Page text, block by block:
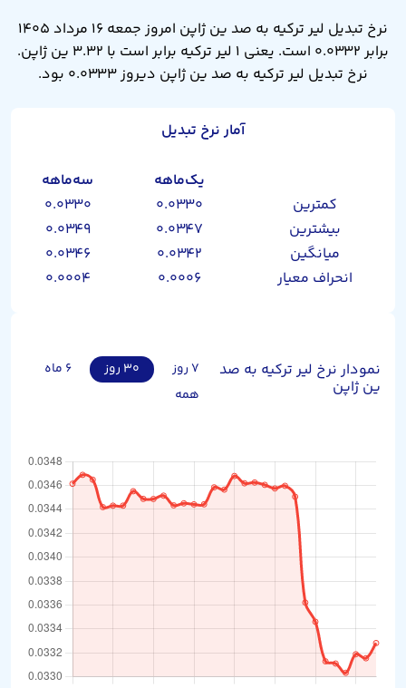
نرخ تبدیل لیر ترکیه به صد ین ژاپن امروز جمعه ۱۶ مرداد ۱۴۰۵
برابر ۰.۰۳۳۲ است. یعنی ۱ لیر ترکیه برابر است با ۳.۳۲ ین ژاپن.
نرخ تبدیل لیر ترکیه به صد ین ژاپن دیروز ۰.۰۳۳۳ بود.
آمار نرخ تبدیل
یک‌ماهه
سه‌ماهه
کمترین
۰.۰۳۳۰
۰.۰۳۳۰
بیشترین
۰.۰۳۴۷
۰.۰۳۴۹
میانگین
۰.۰۳۴۲
۰.۰۳۴۶
انحراف معیار
۰.۰۰۰۶ ۰.۰۰۰۴
نمودار نرخ لیر ترکیه به صد
ین ژاپن
۷ روز ۳۰ روز
۶ ماه
همه